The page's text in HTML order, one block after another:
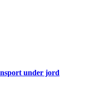
under jord